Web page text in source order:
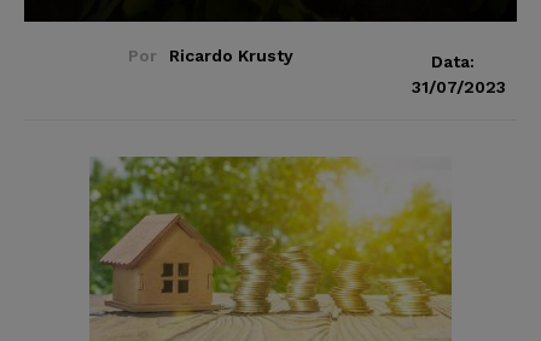
Por Ricardo Krusty
Data:
31/07/2023